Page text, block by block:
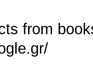
from